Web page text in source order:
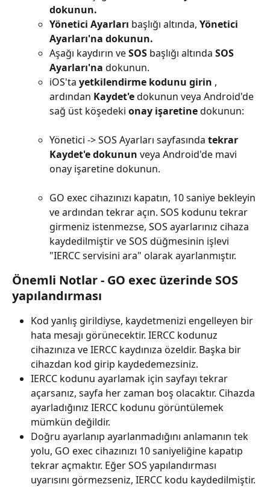
dokunun.
Yönetici Ayarları başlığı altında, Yönetici
Ayarları'na dokunun.
Aşağı kaydırın ve SOS başlığı altında SOS
Ayarları'na dokunun.
iOS'ta yetkilendirme kodunu girin ,
ardından Kaydet'e dokunun veya Android'de
sağ üst köşedeki onay işaretine dokunun:
Yönetici -> SOS Ayarları sayfasında tekrar
Kaydet'e dokunun veya Android'de mavi
onay işaretine dokunun.
GO exec cihazınızı kapatın, 10 saniye bekleyin
ve ardından tekrar açın. SOS kodunu tekrar
girmeniz istenmezse, SOS ayarlarınız cihaza
kaydedilmiştir ve SOS düğmesinin işlevi
"IERCC servisini ara" olarak ayarlanmıştır.
Önemli Notlar - GO exec üzerinde SOS
yapılandırması
Kod yanlış girildiyse, kaydetmenizi engelleyen bir
hata mesajı görünecektir. IERCC kodunuz
cihazınıza ve IERCC kaydınıza özeldir. Başka bir
cihazdan kod girip kaydedemezsiniz.
IERCC kodunu ayarlamak için sayfayı tekrar
açarsanız, sayfa her zaman boş olacaktır. Cihazda
ayarladığınız IERCC kodunu görüntülemek
mümkün değildir.
Doğru ayarlanıp ayarlanmadığını anlamanın tek
yolu, GO exec cihazınızı 10 saniyeliğine kapatıp
tekrar açmaktır. Eğer SOS yapılandırması
uyarısını görmezseniz, IERCC kodu kaydedilmiştir.